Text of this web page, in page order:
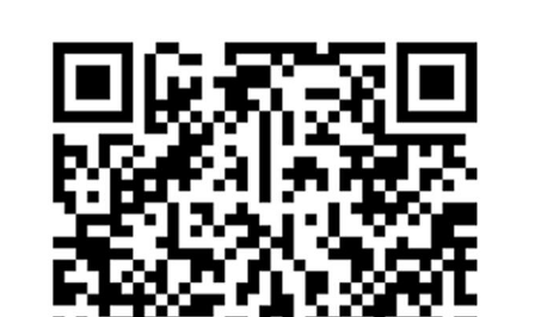
İhbar Formu
Yasal Duyurular
Bilgi Toplumu Hizmetleri
Kişisel Verilerin Korunması
YTM - Zamanaşımına Uğrayacak Emanet ve Alacaklar
Kamuyu Aydınlatma Esaslarına İlişkin Duyuru